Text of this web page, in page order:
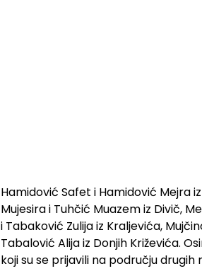
Hamidović Safet i Hamidović Mejra
Mujesira i Tuhčić Muazem iz Divič,
i Tabaković Zulija iz Kraljevića,
Tabalović Alija iz Donjih Križevića.
koji su se prijavili na području drugih